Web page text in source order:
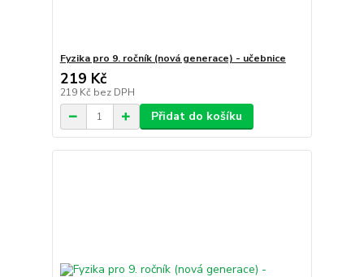
Fyzika pro 9. ročník (nová generace) - učebnice
219 Kč
219 Kč bez DPH
Přidat do košíku